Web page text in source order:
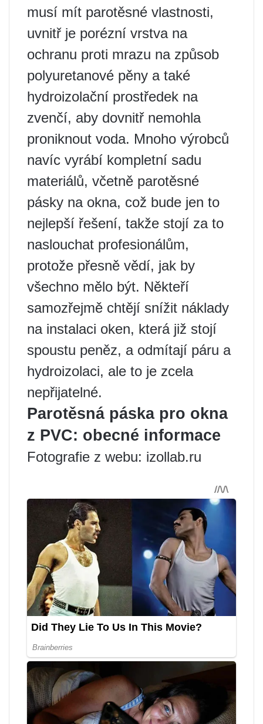
musí mít parotěsné vlastnosti,
uvnitř je porézní vrstva na
ochranu proti mrazu na způsob
polyuretanové pěny a také
hydroizolační prostředek na
zvenčí, aby dovnitř nemohla
proniknout voda. Mnoho výrobců
navíc vyrábí kompletní sadu
materiálů, včetně parotěsné
pásky na okna, což bude jen to
nejlepší řešení, takže stojí za to
naslouchat profesionálům,
protože přesně vědí, jak by
všechno mělo být. Někteří
samozřejmě chtějí snížit náklady
na instalaci oken, která již stojí
spoustu peněz, a odmítají páru a
hydroizolaci, ale to je zcela
nepřijatelné.
Parotěsná páska pro okna
z PVC: obecné informace
Fotografie z webu: izollab.ru